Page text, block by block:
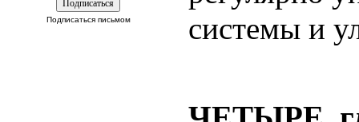
Подписаться письмом
системы и